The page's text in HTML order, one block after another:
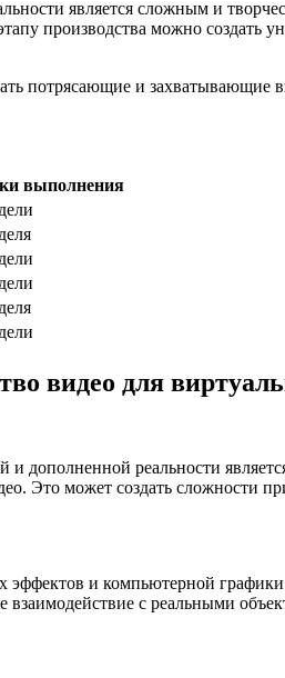
является сложным и
производства можно создать
потрясающие и
выполнения
видео для
реальности
Это может создать сложности
эффектов и компьютерной
взаимодействие с реальными